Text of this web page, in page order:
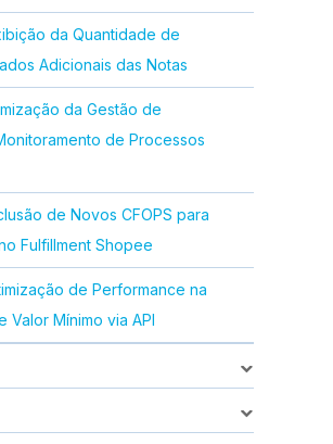
da Quantidade de
Adicionais das Notas
da Gestão de
de Processos
de Novos CFOPS para
Fulfillment Shopee
de Performance na
Valor Mínimo via API